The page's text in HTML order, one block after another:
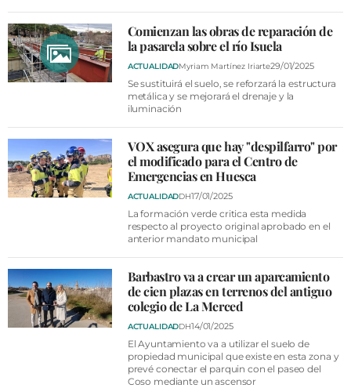
DEPORTES
CULTURA
SOCIEDAD
GALERÍAS
VÍDEOS
CONTACTAR
FIESTAS EN EL ALTO ARAGÓN
FIESTAS DE SAN LORENZO
AGENDA
CARTELERA
FARMACIAS
Comienzan las obras de reparación de
la pasarela sobre el río Isuela
ACTUALIDADMyriam Martínez Iriarte29/01/2025
Se sustituirá el suelo, se reforzará la estructura
metálica y se mejorará el drenaje y la
iluminación
VOX asegura que hay "despilfarro" por
el modificado para el Centro de
Emergencias en Huesca
ACTUALIDADDH17/01/2025
La formación verde critica esta medida
respecto al proyecto original aprobado en el
anterior mandato municipal
Barbastro va a crear un aparcamiento
de cien plazas en terrenos del antiguo
colegio de La Merced
ACTUALIDADDH14/01/2025
El Ayuntamiento va a utilizar el suelo de
propiedad municipal que existe en esta zona y
prevé conectar el parquin con el paseo del
Coso mediante un ascensor